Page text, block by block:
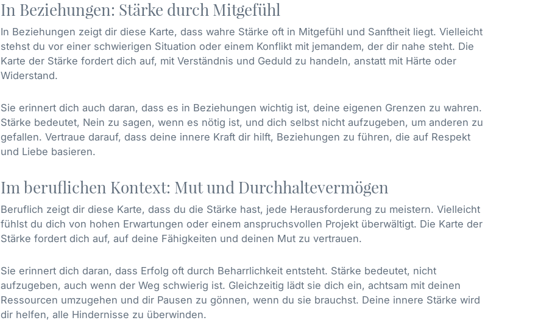
In Beziehungen: Stärke durch Mitgefühl
In Beziehungen zeigt dir diese Karte, dass wahre Stärke oft in Mitgefühl und Sanftheit liegt. Vielleicht
stehst du vor einer schwierigen Situation oder einem Konflikt mit jemandem, der dir nahe steht. Die
Karte der Stärke fordert dich auf, mit Verständnis und Geduld zu handeln, anstatt mit Härte oder
Widerstand.
Sie erinnert dich auch daran, dass es in Beziehungen wichtig ist, deine eigenen Grenzen zu wahren.
Stärke bedeutet, Nein zu sagen, wenn es nötig ist, und dich selbst nicht aufzugeben, um anderen zu
gefallen. Vertraue darauf, dass deine innere Kraft dir hilft, Beziehungen zu führen, die auf Respekt
und Liebe basieren.
Im beruflichen Kontext: Mut und Durchhaltevermögen
Beruflich zeigt dir diese Karte, dass du die Stärke hast, jede Herausforderung zu meistern. Vielleicht
fühlst du dich von hohen Erwartungen oder einem anspruchsvollen Projekt überwältigt. Die Karte der
Stärke fordert dich auf, auf deine Fähigkeiten und deinen Mut zu vertrauen.
Sie erinnert dich daran, dass Erfolg oft durch Beharrlichkeit entsteht. Stärke bedeutet, nicht
aufzugeben, auch wenn der Weg schwierig ist. Gleichzeitig lädt sie dich ein, achtsam mit deinen
Ressourcen umzugehen und dir Pausen zu gönnen, wenn du sie brauchst. Deine innere Stärke wird
dir helfen, alle Hindernisse zu überwinden.